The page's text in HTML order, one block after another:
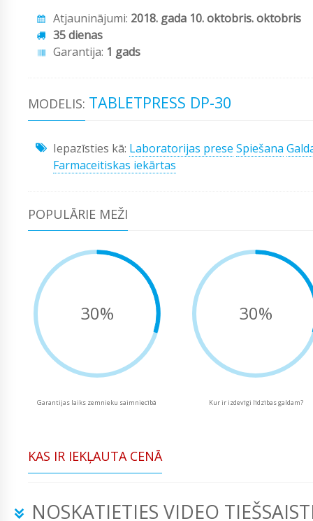
Atjauninājumi: 2018. gada 10. oktobris. oktobris
35 dienas
Garantija: 1 gads
MODELIS: TABLETPRESS DP-30
Iepazīsties kā: Laboratorijas prese Spiešana
Farmaceitiskas iekārtas
POPULĀRIE MEŽI
30%
Garantijas laiks zemnieku saimniecībā
30%
Kur ir izdevīgi līdzības galdam?
KAS IR IEKĻAUTA CENĀ
NOSKATIETIES VIDEO